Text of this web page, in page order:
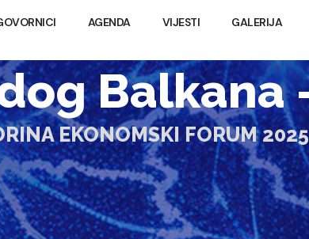
AGENDA VIJESTI GALERIJA
Balkana
EKONOMSKI FORUM